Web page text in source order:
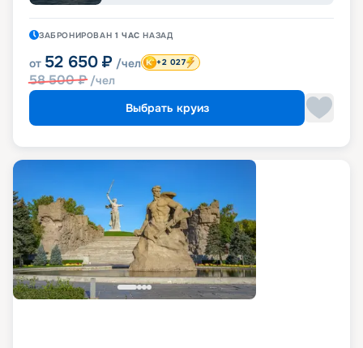
ЗАБРОНИРОВАН 1 ЧАС НАЗАД
от 52 650 ₽ /чел
58 500₽ /чел
+2 027
Выбрать круиз